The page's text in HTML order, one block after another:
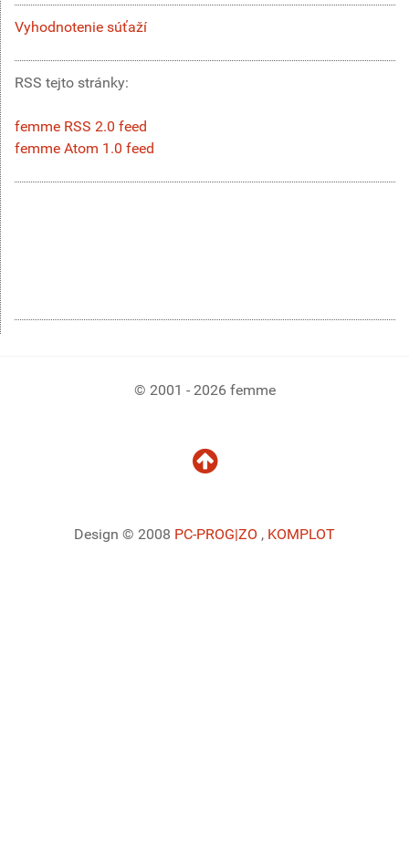
Vyhodnotenie súťaží
RSS tejto stránky:
femme RSS 2.0 feed
femme Atom 1.0 feed
© 2001 - 2026 femme
Design © 2008 PC-PROG|ZO , KOMPLOT